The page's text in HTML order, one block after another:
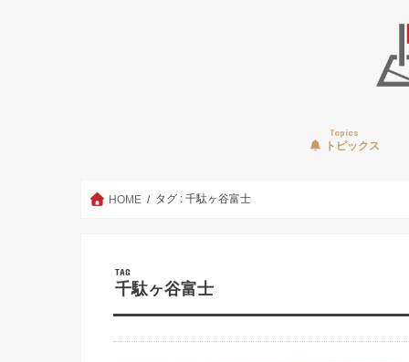
Topics
トピックス
HOME タグ : 千駄ヶ谷富士
TAG
千駄ヶ谷富士